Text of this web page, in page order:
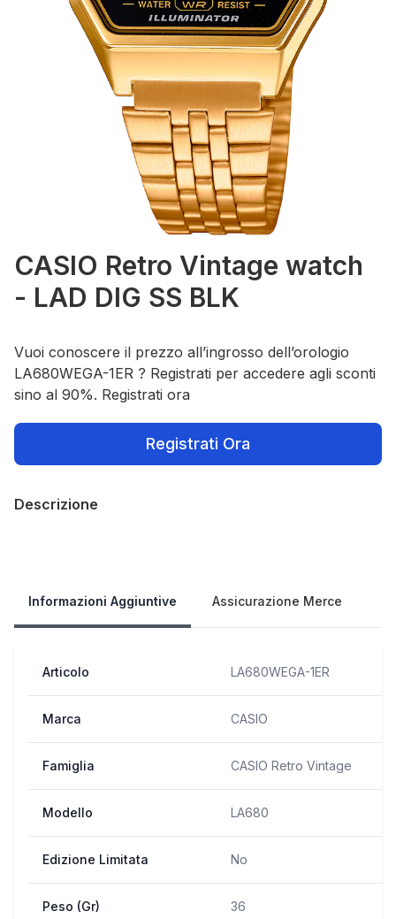
CASIO Retro Vintage watch
- LAD DIG SS BLK
Vuoi conoscere il prezzo all’ingrosso dell’orologio
LA680WEGA-1ER ? Registrati per accedere agli sconti
sino al 90%. Registrati ora
Registrati Ora
Descrizione
Informazioni Aggiuntive Assicurazione Merce
Articolo LA680WEGA-1ER
Marca CASIO
Famiglia CASIO Retro Vintage
Modello LA680
Edizione Limitata No
Peso (Gr) 36